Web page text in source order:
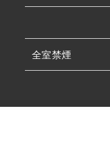
全室禁煙